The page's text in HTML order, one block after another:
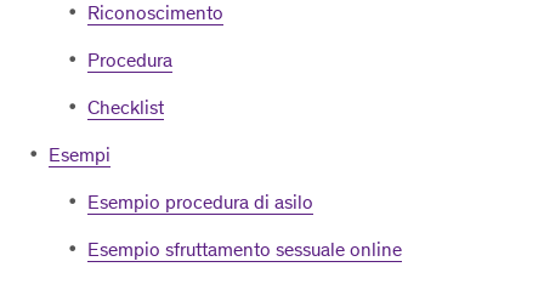
Riconoscimento
Procedura
Checklist
Esempi
Esempio procedura di asilo
Esempio sfruttamento sessuale online